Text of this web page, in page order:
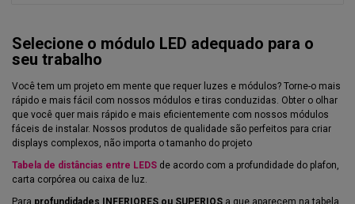
Selecione o módulo LED adequado para o
seu trabalho
Você tem um projeto em mente que requer luzes e módulos? Torne-o mais
rápido e mais fácil com nossos módulos e tiras conduzidas. Obter o olhar
que você quer mais rápido e mais eficientemente com nossos módulos
fáceis de instalar. Nossos produtos de qualidade são perfeitos para criar
displays complexos, não importa o tamanho do projeto
Tabela de distâncias entre LEDS de acordo com a profundidade do plafon,
carta corpórea ou caixa de luz.
Para profundidades INFERIORES ou SUPERIOS a que aparecem na tabela,